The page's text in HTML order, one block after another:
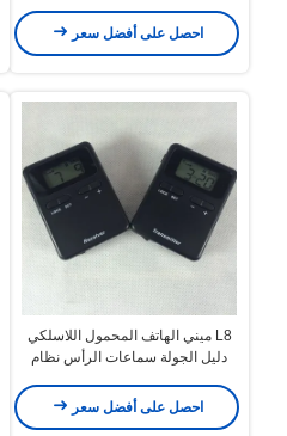
احصل على أفضل سعر
L8 ميني الهاتف المحمول اللاسلكي
دليل الجولة سماعات الرأس نظام
احصل على أفضل سعر